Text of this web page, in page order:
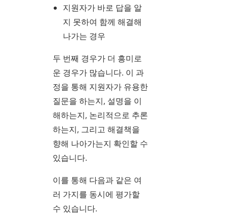
지원자가 바로 답을 알
지 못하여 함께 해결해
나가는 경우
두 번째 경우가 더 흥미로
운 경우가 많습니다. 이 과
정을 통해 지원자가 유용한
질문을 하는지, 설명을 이
해하는지, 논리적으로 추론
하는지, 그리고 해결책을
향해 나아가는지 확인할 수
있습니다.
이를 통해 다음과 같은 여
러 가지를 동시에 평가할
수 있습니다.